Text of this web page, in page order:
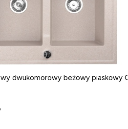
dwukomorowy beżowy piaskowy